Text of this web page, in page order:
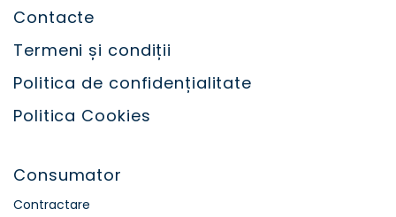
Contacte
Termeni și condiții
Politica de confidențialitate
Politica Cookies
Consumator
Contractare